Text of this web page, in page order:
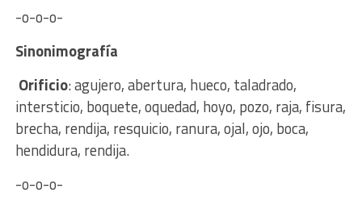
-o-o-o-
Sinonimografía
Orificio: agujero, abertura, hueco, taladrado,
intersticio, boquete, oquedad, hoyo, pozo, raja, fisura,
brecha, rendija, resquicio, ranura, ojal, ojo, boca,
hendidura, rendija.
-o-o-o-